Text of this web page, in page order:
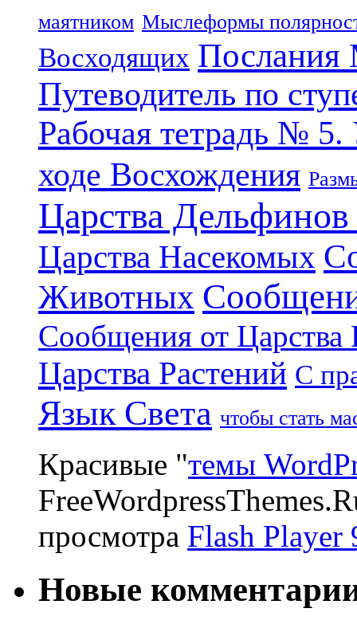
маятником Мыслеформы
Восходящих Послания
Путеводитель по
Рабочая тетрадь №
ходе Восхождения
Царства
Царства Насекомых
Животных
Сообщения от Царства
Царства Растений С
Язык Света чтобы стать
Красивые "темы
просмотра Flash Player
Новые